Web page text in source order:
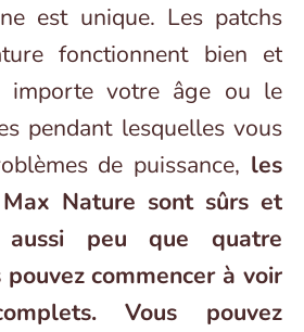
est unique. Les patchs
fonctionnent bien et
importe votre âge ou le
pendant lesquelles vous
de puissance, les
Nature sont sûrs et
aussi peu que quatre
pouvez commencer à voir
Vous pouvez